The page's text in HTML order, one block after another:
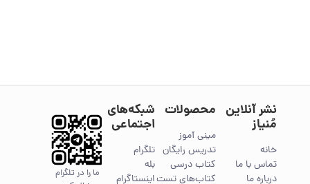
نشر آنلاین
مُنیاز
خانه
تماس با ما
درباره ما
محصولات
مینی آموز
تدریس رایگان
کتاب درسی
کتاب‌های تست
شبکه‌های
اجتماعی
تلگرام
بله
اینستاگرام
ما را در تلگرام